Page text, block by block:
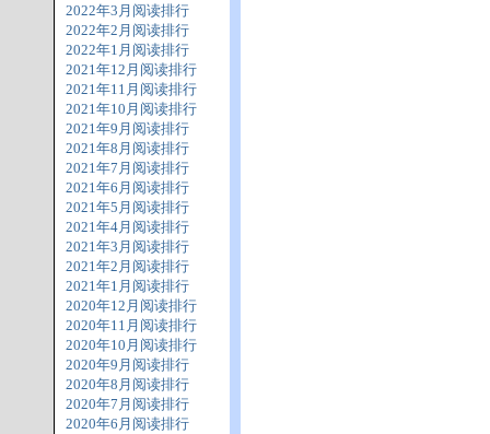
2022年3月阅读排行
2022年2月阅读排行
2022年1月阅读排行
2021年12月阅读排行
2021年11月阅读排行
2021年10月阅读排行
2021年9月阅读排行
2021年8月阅读排行
2021年7月阅读排行
2021年6月阅读排行
2021年5月阅读排行
2021年4月阅读排行
2021年3月阅读排行
2021年2月阅读排行
2021年1月阅读排行
2020年12月阅读排行
2020年11月阅读排行
2020年10月阅读排行
2020年9月阅读排行
2020年8月阅读排行
2020年7月阅读排行
2020年6月阅读排行